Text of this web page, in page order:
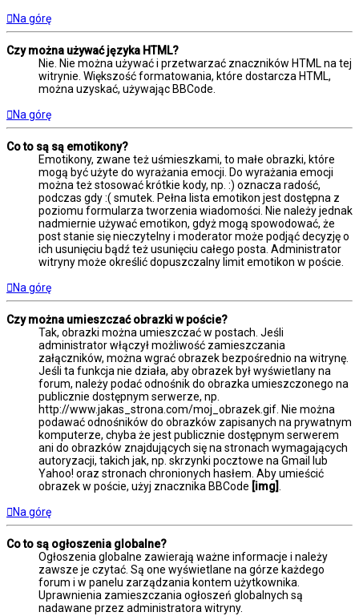
Na górę
Czy można używać języka HTML?
Nie. Nie można używać i przetwarzać znaczników HTML na tej
witrynie. Większość formatowania, które dostarcza HTML,
można uzyskać, używając BBCode.
Na górę
Co to są są emotikony?
Emotikony, zwane też uśmieszkami, to małe obrazki, które
mogą być użyte do wyrażania emocji. Do wyrażania emocji
można też stosować krótkie kody, np. :) oznacza radość,
podczas gdy :( smutek. Pełna lista emotikon jest dostępna z
poziomu formularza tworzenia wiadomości. Nie należy jednak
nadmiernie używać emotikon, gdyż mogą spowodować, że
post stanie się nieczytelny i moderator może podjąć decyzję o
ich usunięciu bądź też usunięciu całego posta. Administrator
witryny może określić dopuszczalny limit emotikon w poście.
Na górę
Czy można umieszczać obrazki w poście?
Tak, obrazki można umieszczać w postach. Jeśli
administrator włączył możliwość zamieszczania
załączników, można wgrać obrazek bezpośrednio na witrynę.
Jeśli ta funkcja nie działa, aby obrazek był wyświetlany na
forum, należy podać odnośnik do obrazka umieszczonego na
publicznie dostępnym serwerze, np.
http://www.jakas_strona.com/moj_obrazek.gif. Nie można
podawać odnośników do obrazków zapisanych na prywatnym
komputerze, chyba że jest publicznie dostępnym serwerem
ani do obrazków znajdujących się na stronach wymagających
autoryzacji, takich jak, np. skrzynki pocztowe na Gmail lub
Yahoo! oraz stronach chronionych hasłem. Aby umieścić
obrazek w poście, użyj znacznika BBCode [img].
Na górę
Co to są ogłoszenia globalne?
Ogłoszenia globalne zawierają ważne informacje i należy
zawsze je czytać. Są one wyświetlane na górze każdego
forum i w panelu zarządzania kontem użytkownika.
Uprawnienia zamieszczania ogłoszeń globalnych są
nadawane przez administratora witryny.